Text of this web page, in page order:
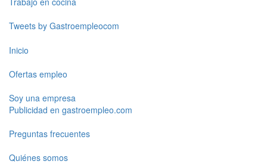
Tweets by Gastroempleocom
Inicio
Ofertas empleo
Soy una empresa
Publicidad en gastroempleo.com
Preguntas frecuentes
Quiénes somos